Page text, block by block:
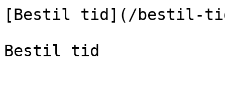
[Bestil tid](/bestil-
Bestil tid